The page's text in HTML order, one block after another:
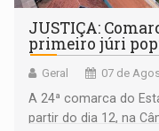
JUSTIÇA:
primeiro júri
Geral 07 de
A 24ª comarca do
partir do dia 12, na